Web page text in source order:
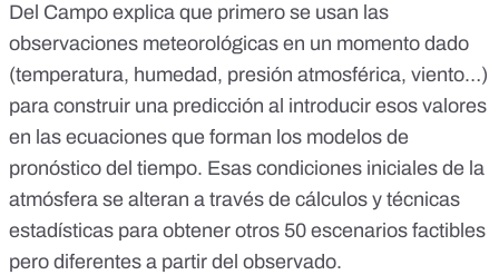
Del Campo explica que primero se usan las
observaciones meteorológicas en un momento dado
(temperatura, humedad, presión atmosférica, viento…)
para construir una predicción al introducir esos valores
en las ecuaciones que forman los modelos de
pronóstico del tiempo. Esas condiciones iniciales de la
atmósfera se alteran a través de cálculos y técnicas
estadísticas para obtener otros 50 escenarios factibles
pero diferentes a partir del observado.